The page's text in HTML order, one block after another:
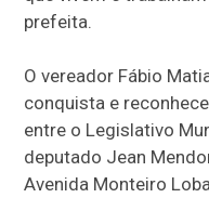
prefeita.
O vereador Fábio
conquista e
entre o Legislativo
deputado Jean
Avenida Monteiro